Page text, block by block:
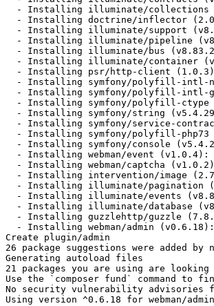
- Installing illuminate/collections
- Installing doctrine/inflector
- Installing illuminate/support
- Installing illuminate/pipeline
- Installing illuminate/bus
- Installing illuminate/container
- Installing psr/http-client (1.0.3):
- Installing symfony/polyfill-intl-
- Installing symfony/polyfill-intl-
- Installing symfony/polyfill-ctype
- Installing symfony/string
- Installing symfony/service-
- Installing symfony/polyfill-php73
- Installing symfony/console
- Installing webman/event (v1.0.4):
- Installing webman/captcha
- Installing intervention/image
- Installing illuminate/pagination
- Installing illuminate/events
- Installing illuminate/database
- Installing guzzlehttp/guzzle
- Installing webman/admin
Create plugin/admin
26 package suggestions were added
Generating autoload files
21 packages you are using are
Use the `composer fund` command to
No security vulnerability advisories
Using version ^0.6.18 for webman/admin